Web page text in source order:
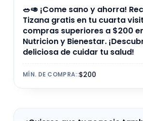
🥗🥑 ¡Come sano y ahorra!
Tizana gratis en tu cuarta
compras superiores a $200
Nutricion y Bienestar.
deliciosa de cuidar tu salud!
MÍN. DE COMPRA::$200